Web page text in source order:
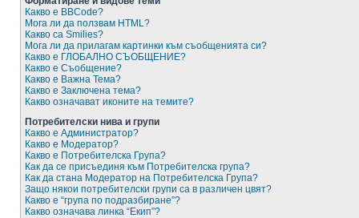
Какво е BBCode?
Мога ли да ползвам HTML?
Какво са Smilies?
Мога ли да прилагам картинки към съобщенията си?
Какво е ГЛОБАЛНО СЪОБЩЕНИЕ?
Какво е Съобщение?
Какво е Важна Тема?
Какво е Заключена тема?
Какво означават иконите на темите?
Потребителски нива и групи
Какво е Администратор?
Какво е Модератор?
Какво е Потребителска Група?
Как да се присъединя към Потребителска група?
Как да стана Модератор на Потребителска Група?
Защо някои потребителски групи са в различен цвят?
Какво е “група по подразбиране”?
Какво означава линка “Екип”?